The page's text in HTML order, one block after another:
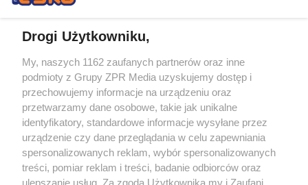
Żaden utwór zamieszczony w serwisie nie może być powielany i
rozpowszechniany lub dalej rozpowszechniany w jakikolwiek sposób (w
tym także elektroniczny lub mechaniczny) na jakimkolwiek polu
eksploatacji w jakiejkolwiek formie, włącznie z umieszczaniem w
Internecie bez pisemnej zgody właściciela praw. Jakiekolwiek użycie lub
wykorzystanie utworów w całości lub w części z naruszeniem prawa,
tzn. bez właściwej zgody, jest zabronione pod groźbą kary i może być
ścigane prawnie.
Drogi Użytkowniku,
My, naszych 1162 zaufanych partnerów oraz inne
podmioty z Grupy ZPR Media uzyskujemy dostęp i
przechowujemy informacje na urządzeniu oraz
przetwarzamy dane osobowe, takie jak unikalne
identyfikatory, standardowe informacje wysyłane przez
urządzenie czy dane przeglądania w celu zapewniania
spersonalizowanych reklam, wybór spersonalizowanych
treści, pomiar reklam i treści, badanie odbiorców oraz
ulepszanie usług. Za zgodą Użytkownika my i Zaufani